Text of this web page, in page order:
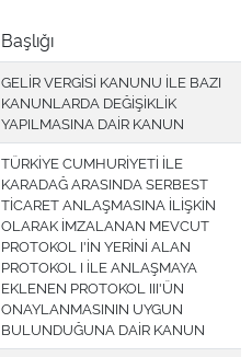
Başlığı
GELİR VERGİSİ KANUNU İLE BAZI
KANUNLARDA DEĞİŞİKLİK
YAPILMASINA DAİR KANUN
TÜRKİYE CUMHURİYETİ İLE
KARADAĞ ARASINDA SERBEST
TİCARET ANLAŞMASINA İLİŞKİN
OLARAK İMZALANAN MEVCUT
PROTOKOL I'İN YERİNİ ALAN
PROTOKOL I İLE ANLAŞMAYA
EKLENEN PROTOKOL III'ÜN
ONAYLANMASININ UYGUN
BULUNDUĞUNA DAİR KANUN